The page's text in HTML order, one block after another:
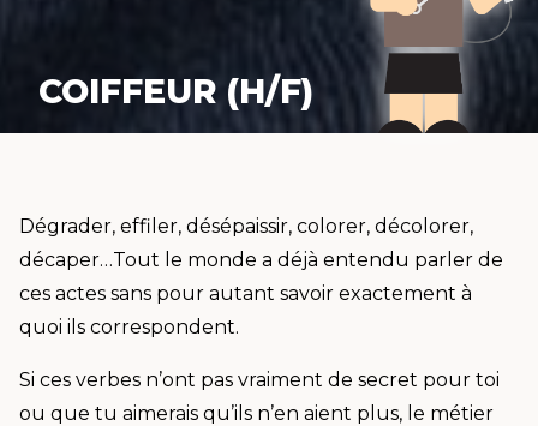
COIFFEUR (H/F)
Dégrader, effiler, désépaissir, colorer, décolorer,
décaper…Tout le monde a déjà entendu parler de
ces actes sans pour autant savoir exactement à
quoi ils correspondent.
Si ces verbes n’ont pas vraiment de secret pour toi
ou que tu aimerais qu’ils n’en aient plus, le métier